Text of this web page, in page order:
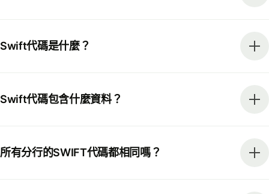
Swift代碼是什麼？
Swift代碼包含什麼資料？
所有分行的SWIFT代碼都相同嗎？